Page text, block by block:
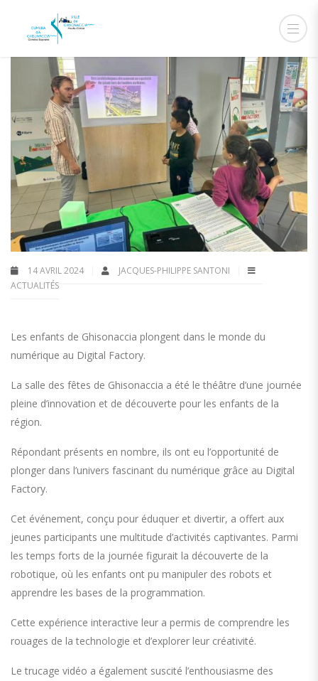
14 AVRIL 2024
JACQUES-PHILIPPE SANTONI
ACTUALITÉS
Les enfants de Ghisonaccia plongent dans le monde du
numérique au Digital Factory.
La salle des fêtes de Ghisonaccia a été le théâtre d’une journée
pleine d’innovation et de découverte pour les enfants de la
région.
Répondant présents en nombre, ils ont eu l’opportunité de
plonger dans l’univers fascinant du numérique grâce au Digital
Factory.
Cet événement, conçu pour éduquer et divertir, a offert aux
jeunes participants une multitude d’activités captivantes. Parmi
les temps forts de la journée figurait la découverte de la
robotique, où les enfants ont pu manipuler des robots et
apprendre les bases de la programmation.
Cette expérience interactive leur a permis de comprendre les
rouages de la technologie et d’explorer leur créativité.
Le trucage vidéo a également suscité l’enthousiasme des